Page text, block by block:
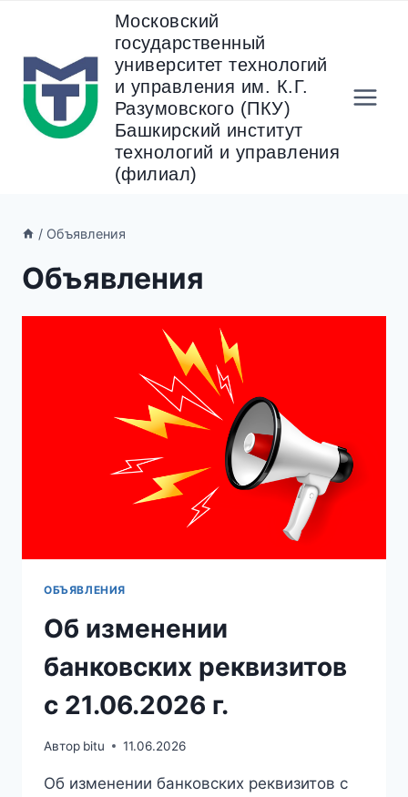
содержанию
Московский
государственный
университет технологий
и управления им. К.Г.
Разумовского (ПКУ)
Башкирский институт
технологий и управления
(филиал)
/ Объявления
Объявления
ОБЪЯВЛЕНИЯ
Об изменении
банковских реквизитов
с 21.06.2026 г.
Автор bitu 11.06.2026
Об изменении банковских реквизитов с